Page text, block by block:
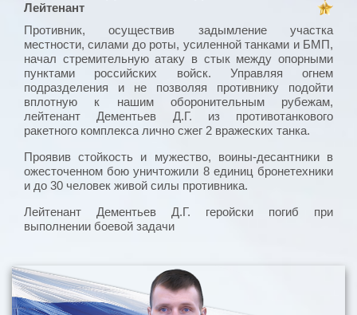
Лейтенант
Противник, осуществив задымление участка
местности, силами до роты, усиленной танками и БМП,
начал стремительную атаку в стык между опорными
пунктами российских войск. Управляя огнем
подразделения и не позволяя противнику подойти
вплотную к нашим оборонительным рубежам,
лейтенант Дементьев Д.Г. из противотанкового
ракетного комплекса лично сжег 2 вражеских танка.
Проявив стойкость и мужество, воины-десантники в
ожесточенном бою уничтожили 8 единиц бронетехники
и до 30 человек живой силы противника.
Лейтенант Дементьев Д.Г. геройски погиб при
выполнении боевой задачи